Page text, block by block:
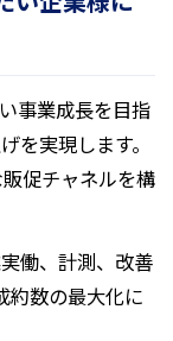
事業成長を目指
を実現します。
促チャネルを構
働、計測、改善
約数の最大化に